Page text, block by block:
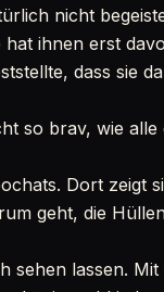
nicht
ihnen erst
dass sie
so brav, wie alle
Dort zeigt
geht, die
sehen lassen.